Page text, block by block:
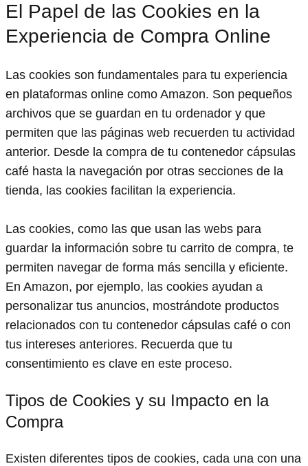
El Papel de las Cookies en la
Experiencia de Compra Online
Las cookies son fundamentales para tu experiencia
en plataformas online como Amazon. Son pequeños
archivos que se guardan en tu ordenador y que
permiten que las páginas web recuerden tu actividad
anterior. Desde la compra de tu contenedor cápsulas
café hasta la navegación por otras secciones de la
tienda, las cookies facilitan la experiencia.
Las cookies, como las que usan las webs para
guardar la información sobre tu carrito de compra, te
permiten navegar de forma más sencilla y eficiente.
En Amazon, por ejemplo, las cookies ayudan a
personalizar tus anuncios, mostrándote productos
relacionados con tu contenedor cápsulas café o con
tus intereses anteriores. Recuerda que tu
consentimiento es clave en este proceso.
Tipos de Cookies y su Impacto en la
Compra
Existen diferentes tipos de cookies, cada una con una